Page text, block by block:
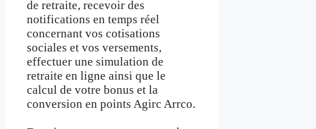
de retraite, recevoir des
notifications en temps réel
concernant vos cotisations
sociales et vos versements,
effectuer une simulation de
retraite en ligne ainsi que le
calcul de votre bonus et la
conversion en points Agirc Arrco.